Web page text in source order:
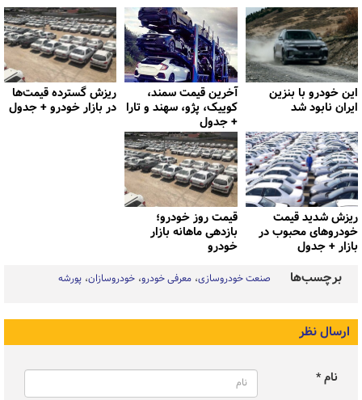
این خودرو با بنزین
ایران نابود شد
آخرین قیمت سمند،
کوییک، پژو، سهند و تارا
+ جدول
ریزش گسترده قیمت‌ها
در بازار خودرو + جدول
ریزش شدید قیمت
خودروهای محبوب در
بازار + جدول
قیمت روز خودرو؛
بازدهی ماهانه بازار
خودرو
برچسب‌ها صنعت خودروسازی معرفی خودرو خودروسازان پورشه
ارسال نظر
نام *